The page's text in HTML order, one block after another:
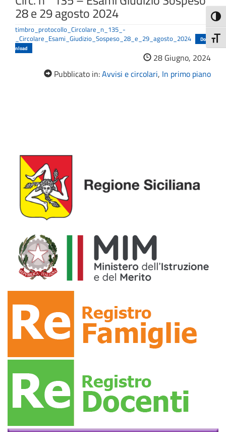
28 e 29 agosto 2024
timbro_protocollo_Circolare_n_135_-
_Circolare_Esami_Giudizio_Sospeso_28_e_29_agosto_2024
Dow
nload
28 Giugno, 2024
Pubblicato in:Avvisi e circolari, In primo piano